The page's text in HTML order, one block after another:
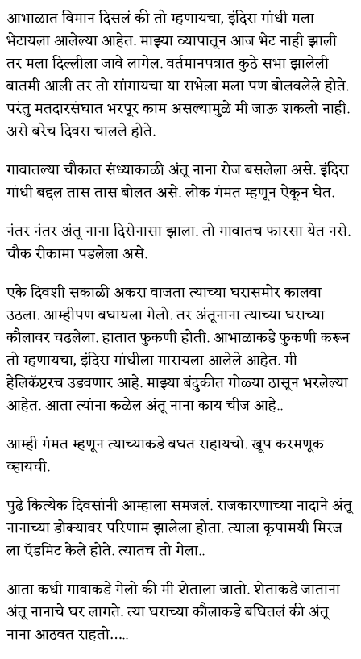
आभाळात विमान दिसलं की तो म्हणायचा, इंदिरा गांधी मला
भेटायला आलेल्या आहेत. माझ्या व्यापातून आज भेट नाही झाली
तर मला दिल्लीला जावे लागेल. वर्तमानपत्रात कुठे सभा झालेली
बातमी आली तर तो सांगायचा या सभेला मला पण बोलवलेले होते.
परंतु मतदारसंघात भरपूर काम असल्यामुळे मी जाऊ शकलो नाही.
असे बरेच दिवस चालले होते.
गावातल्या चौकात संध्याकाळी अंतू नाना रोज बसलेला असे. इंदिरा
गांधी बद्दल तास तास बोलत असे. लोक गंमत म्हणून ऐकून घेत.
नंतर नंतर अंतू नाना दिसेनासा झाला. तो गावातच फारसा येत नसे.
चौक रीकामा पडलेला असे.
एके दिवशी सकाळी अकरा वाजता त्याच्या घरासमोर कालवा
उठला. आम्हीपण बघायला गेलो. तर अंतूनाना त्याच्या घराच्या
कौलावर चढलेला. हातात फुकणी होती. आभाळाकडे फुकणी करून
तो म्हणायचा, इंदिरा गांधीला मारायला आलेले आहेत. मी
हेलिकॅप्टरच उडवणार आहे. माझ्या बंदुकीत गोळ्या ठासून भरलेल्या
आहेत. आता त्यांना कळेल अंतू नाना काय चीज आहे..
आम्ही गंमत म्हणून त्याच्याकडे बघत राहायचो. खूप करमणूक
व्हायची.
पुढे कित्येक दिवसांनी आम्हाला समजलं. राजकारणाच्या नादाने अंतू
नानाच्या डोक्यावर परिणाम झालेला होता. त्याला कृपामयी मिरज
ला ऍडमिट केले होते. त्यातच तो गेला..
आता कधी गावाकडे गेलो की मी शेताला जातो. शेताकडे जाताना
अंतू नानाचे घर लागते. त्या घराच्या कौलाकडे बघितलं की अंतू
नाना आठवत राहतो…..